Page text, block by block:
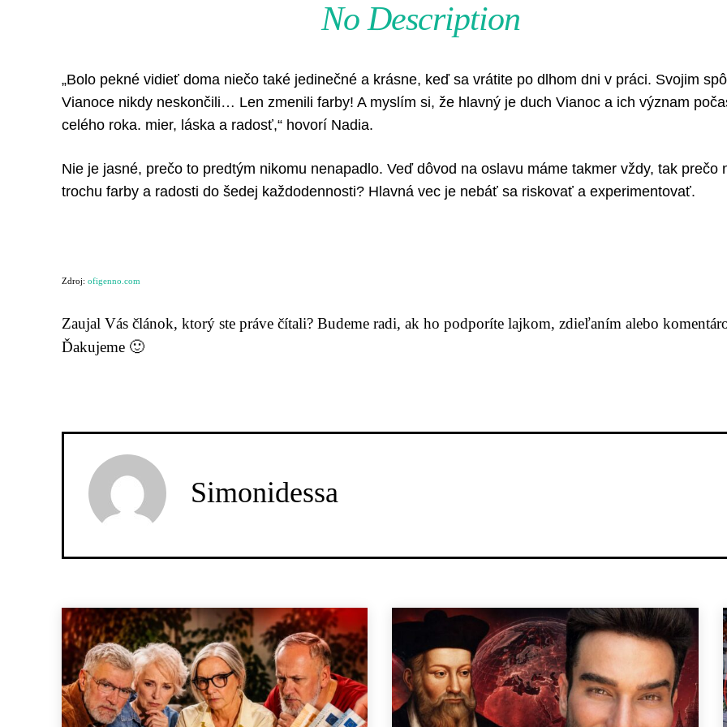
No Description
„Bolo pekné vidieť doma niečo také jedinečné a krásne, keď sa vrátite po dlhom dni v práci. Svojim
Vianoce nikdy neskončili… Len zmenili farby! A myslím si, že hlavný je duch Vianoc a ich význam
celého roka. mier, láska a radosť,“ hovorí Nadia.
Nie je jasné, prečo to predtým nikomu nenapadlo. Veď dôvod na oslavu máme takmer vždy, tak prečo
trochu farby a radosti do šedej každodennosti? Hlavná vec je nebáť sa riskovať a experimentovať.
Zdroj: ofigenno.com
Zaujal Vás článok, ktorý ste práve čítali? Budeme radi, ak ho podporíte lajkom, zdieľaním alebo
Ďakujeme 🙂
Simonidessa